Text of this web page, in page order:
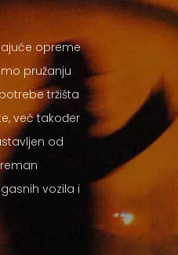
opreme
pružanju
tržišta
već također
od
vozila i